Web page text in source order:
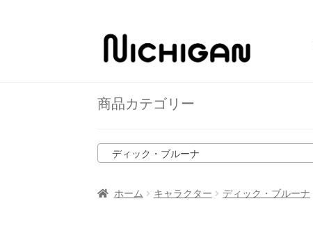
ナ
シ
ン
へ
キ
コ
ツ
ス
キ
プ
商品カテゴリー
ディック・ブルーナ
ホーム キャラクター ディック・ブルーナ